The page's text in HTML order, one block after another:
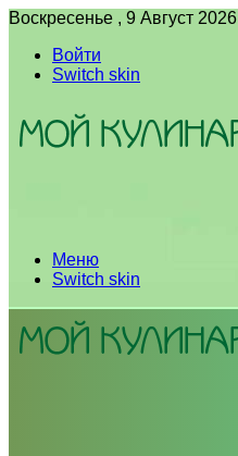
Воскресенье , 9 Август 2026
Войти
Switch skin
Меню
Switch skin